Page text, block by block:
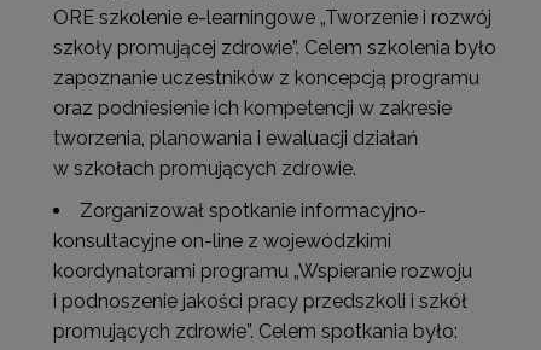
ORE szkolenie e-learningowe „Tworzenie i rozwój
szkoły promującej zdrowie”. Celem szkolenia było
zapoznanie uczestników z koncepcją programu
oraz podniesienie ich kompetencji w zakresie
tworzenia, planowania i ewaluacji działań
w szkołach promujących zdrowie.
Zorganizował spotkanie informacyjno-
konsultacyjne on-line z wojewódzkimi
koordynatorami programu „Wspieranie rozwoju
i podnoszenie jakości pracy przedszkoli i szkół
promujących zdrowie”. Celem spotkania było: